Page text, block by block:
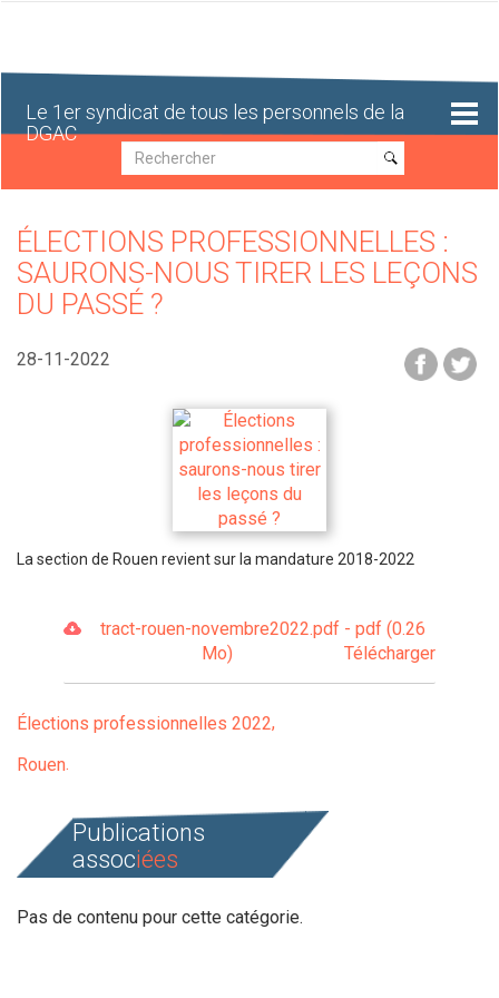
Le 1er syndicat de tous les personnels de la
DGAC
Recherche
Recherche
ÉLECTIONS PROFESSIONNELLES :
SAURONS-NOUS TIRER LES LEÇONS
DU PASSÉ ?
28-11-2022
La section de Rouen revient sur la mandature 2018-2022
tract-rouen-novembre2022.pdf - pdf (0.26
Mo)
Télécharger
Élections professionnelles 2022
Rouen
Publications
associées
Pas de contenu pour cette catégorie.